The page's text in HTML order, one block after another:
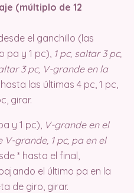
(múltiplo de 12
el ganchillo (las
pa y 1 pc), 1 pc, saltar 3 pc,
3 pc, V-grande en la
las últimas 4 pc, 1 pc,
girar.
y 1 pc), V-grande en el
V-grande, 1 pc, pa en el
* hasta el final,
el último pa en la
de giro, girar.